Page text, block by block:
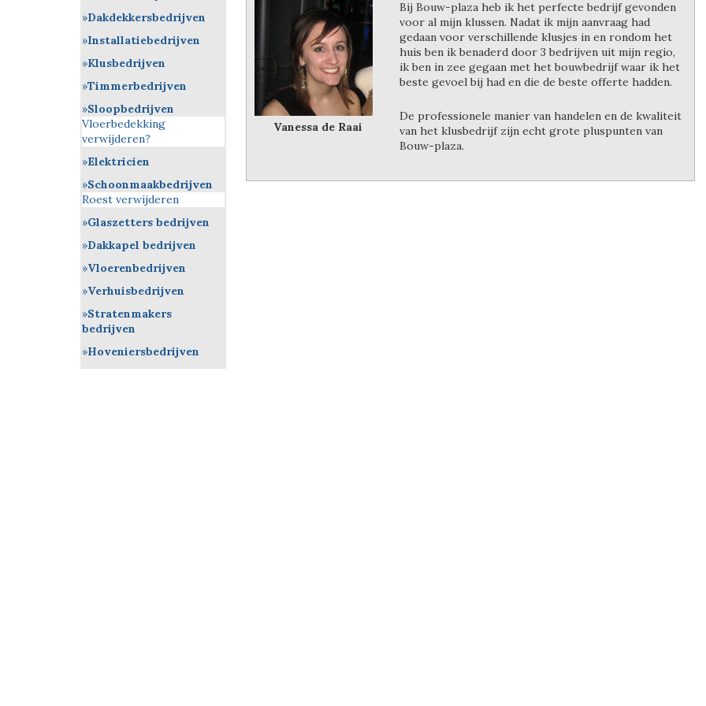
Vanessa de Raai
Bij Bouw-plaza heb ik het perfecte bedrijf gevonden
voor al mijn klussen. Nadat ik mijn aanvraag had
gedaan voor verschillende klusjes in en rondom het
huis ben ik benaderd door 3 bedrijven uit mijn regio,
ik ben in zee gegaan met het bouwbedrijf waar ik het
beste gevoel bij had en die de beste offerte hadden.
De professionele manier van handelen en de kwaliteit
van het klusbedrijf zijn echt grote pluspunten van
Bouw-plaza.
Dakdekkersbedrijven
Installatiebedrijven
Klusbedrijven
Timmerbedrijven
Sloopbedrijven
Vloerbedekking
verwijderen?
Elektricien
Schoonmaakbedrijven
Roest verwijderen
Glaszetters bedrijven
Dakkapel bedrijven
Vloerenbedrijven
Verhuisbedrijven
Stratenmakers
bedrijven
Hoveniersbedrijven